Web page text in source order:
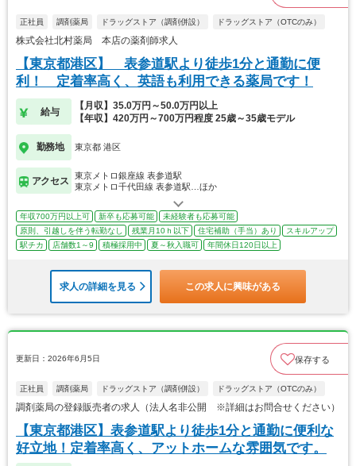
正社員 調剤薬局 ドラッグストア（調剤併設） ドラッグストア（OTCのみ）
株式会社北村薬局 本店の薬剤師求人
【東京都港区】 表参道駅より徒歩1分と通勤に便
利！ 定着率高く、英語も利用できる薬局です！
給与
【月収】35.0万円～50.0万円以上
【年収】420万円～700万円程度 25歳～35歳モデル
勤務地 東京都 港区
アクセス
東京メトロ銀座線 表参道駅
東京メトロ千代田線 表参道駅…ほか
年収700万円以上可 新卒も応募可能
未経験者も応募可能
原則、引越しを伴う転勤なし
残業月10ｈ以下 住宅補助（手当）あり
スキルアップ
駅チカ
店舗数1～9 積極採用中 夏～秋入職可 年間休日120日以上
求人の詳細を見る この求人に興味がある
更新日：2026年6月5日 保存する
正社員 調剤薬局 ドラッグストア（調剤併設） ドラッグストア（OTCのみ）
調剤薬局の登録販売者の求人（法人名非公開 ※詳細はお問合せください）
【東京都港区】表参道駅より徒歩1分と通勤に便利な
好立地！定着率高く、アットホームな雰囲気です。